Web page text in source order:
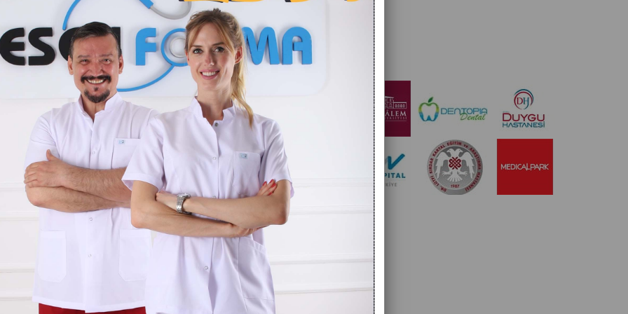
(7LKRHFRKLCV9)
ölçü tablosu için;LÜTFEN TIKLAYINIZ.
kartelası için; LÜTFEN TIKLAYINIZ.
tercih ettiler ;